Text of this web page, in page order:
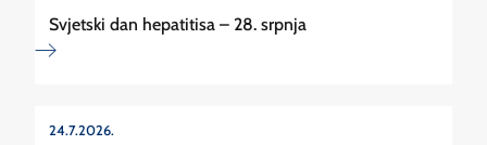
Svjetski dan hepatitisa – 28. srpnja
24.7.2026.